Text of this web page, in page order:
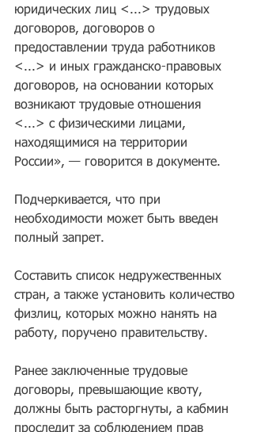
юридических лиц <...> трудовых
договоров, договоров о
предоставлении труда работников
<...> и иных гражданско-правовых
договоров, на основании которых
возникают трудовые отношения
<...> с физическими лицами,
находящимися на территории
России», — говорится в документе.
Подчеркивается, что при
необходимости может быть введен
полный запрет.
Составить список недружественных
стран, а также установить количество
физлиц, которых можно нанять на
работу, поручено правительству.
Ранее заключенные трудовые
договоры, превышающие квоту,
должны быть расторгнуты, а кабмин
проследит за соблюдением прав